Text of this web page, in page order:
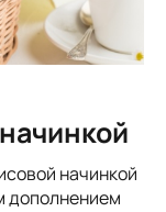
начинкой
дополнением